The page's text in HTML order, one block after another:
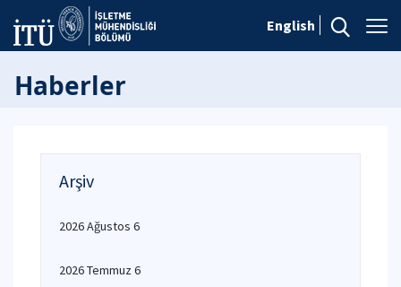
English
Haberler
Arşiv
2026 Ağustos 6
2026 Temmuz 6